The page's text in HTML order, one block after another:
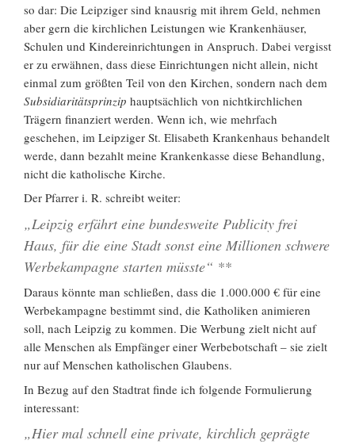
so dar: Die Leipziger sind knausrig mit ihrem Geld, nehmen
aber gern die kirchlichen Leistungen wie Krankenhäuser,
Schulen und Kindereinrichtungen in Anspruch. Dabei vergisst
er zu erwähnen, dass diese Einrichtungen nicht allein, nicht
einmal zum größten Teil von den Kirchen, sondern nach dem
Subsidiaritätsprinzip hauptsächlich von nichtkirchlichen
Trägern finanziert werden. Wenn ich, wie mehrfach
geschehen, im Leipziger St. Elisabeth Krankenhaus behandelt
werde, dann bezahlt meine Krankenkasse diese Behandlung,
nicht die katholische Kirche.
Der Pfarrer i. R. schreibt weiter:
„Leipzig erfährt eine bundesweite Publicity frei
Haus, für die eine Stadt sonst eine Millionen schwere
Werbekampagne starten müsste“ **
Daraus könnte man schließen, dass die 1.000.000 € für eine
Werbekampagne bestimmt sind, die Katholiken animieren
soll, nach Leipzig zu kommen. Die Werbung zielt nicht auf
alle Menschen als Empfänger einer Werbebotschaft – sie zielt
nur auf Menschen katholischen Glaubens.
In Bezug auf den Stadtrat finde ich folgende Formulierung
interessant:
„Hier mal schnell eine private, kirchlich geprägte